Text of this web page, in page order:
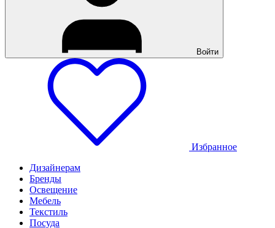
Войти
Избранное
Дизайнерам
Бренды
Освещение
Мебель
Текстиль
Посуда